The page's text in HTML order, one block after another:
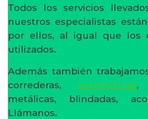
Todos los servicios
nuestros especialistas
por ellos, al igual que los
utilizados.
Además también
correderas, automáticas,
metálicas, blindadas,
Llámanos.